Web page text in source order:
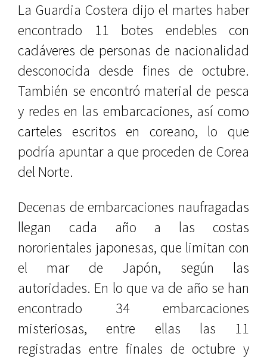
La Guardia Costera dijo el martes haber
encontrado 11 botes endebles con
cadáveres de personas de nacionalidad
desconocida desde fines de octubre.
También se encontró material de pesca
y redes en las embarcaciones, así como
carteles escritos en coreano, lo que
podría apuntar a que proceden de Corea
del Norte.
Decenas de embarcaciones naufragadas
llegan cada año a las costas
nororientales japonesas, que limitan con
el mar de Japón, según las
autoridades. En lo que va de año se han
encontrado 34 embarcaciones
misteriosas, entre ellas las 11
registradas entre finales de octubre y